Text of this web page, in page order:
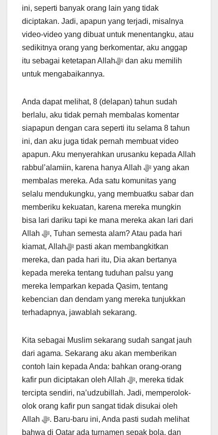
ini, seperti banyak orang lain yang tidak
diciptakan. Jadi, apapun yang terjadi, misalnya
video-video yang dibuat untuk menentangku, atau
sedikitnya orang yang berkomentar, aku anggap
itu sebagai ketetapan Allahﷻ dan aku memilih
untuk mengabaikannya.
Anda dapat melihat, 8 (delapan) tahun sudah
berlalu, aku tidak pernah membalas komentar
siapapun dengan cara seperti itu selama 8 tahun
ini, dan aku juga tidak pernah membuat video
apapun. Aku menyerahkan urusanku kepada Allah
rabbul’alamiin, karena hanya Allah ﷻ yang akan
membalas mereka. Ada satu komunitas yang
selalu mendukungku, yang membuatku sabar dan
memberiku kekuatan, karena mereka mungkin
bisa lari dariku tapi ke mana mereka akan lari dari
Allah ﷻ, Tuhan semesta alam? Atau pada hari
kiamat, Allahﷻ pasti akan membangkitkan
mereka, dan pada hari itu, Dia akan bertanya
kepada mereka tentang tuduhan palsu yang
mereka lemparkan kepada Qasim, tentang
kebencian dan dendam yang mereka tunjukkan
terhadapnya, jawablah sekarang.
Kita sebagai Muslim sekarang sudah sangat jauh
dari agama. Sekarang aku akan memberikan
contoh lain kepada Anda: bahkan orang-orang
kafir pun diciptakan oleh Allah ﷻ, mereka tidak
tercipta sendiri, na’udzubillah. Jadi, memperolok-
olok orang kafir pun sangat tidak disukai oleh
Allah ﷻ. Baru-baru ini, Anda pasti sudah melihat
bahwa di Qatar ada turnamen sepak bola, dan